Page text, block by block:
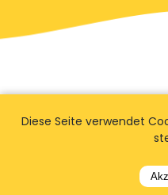
Diese Seite verwendet